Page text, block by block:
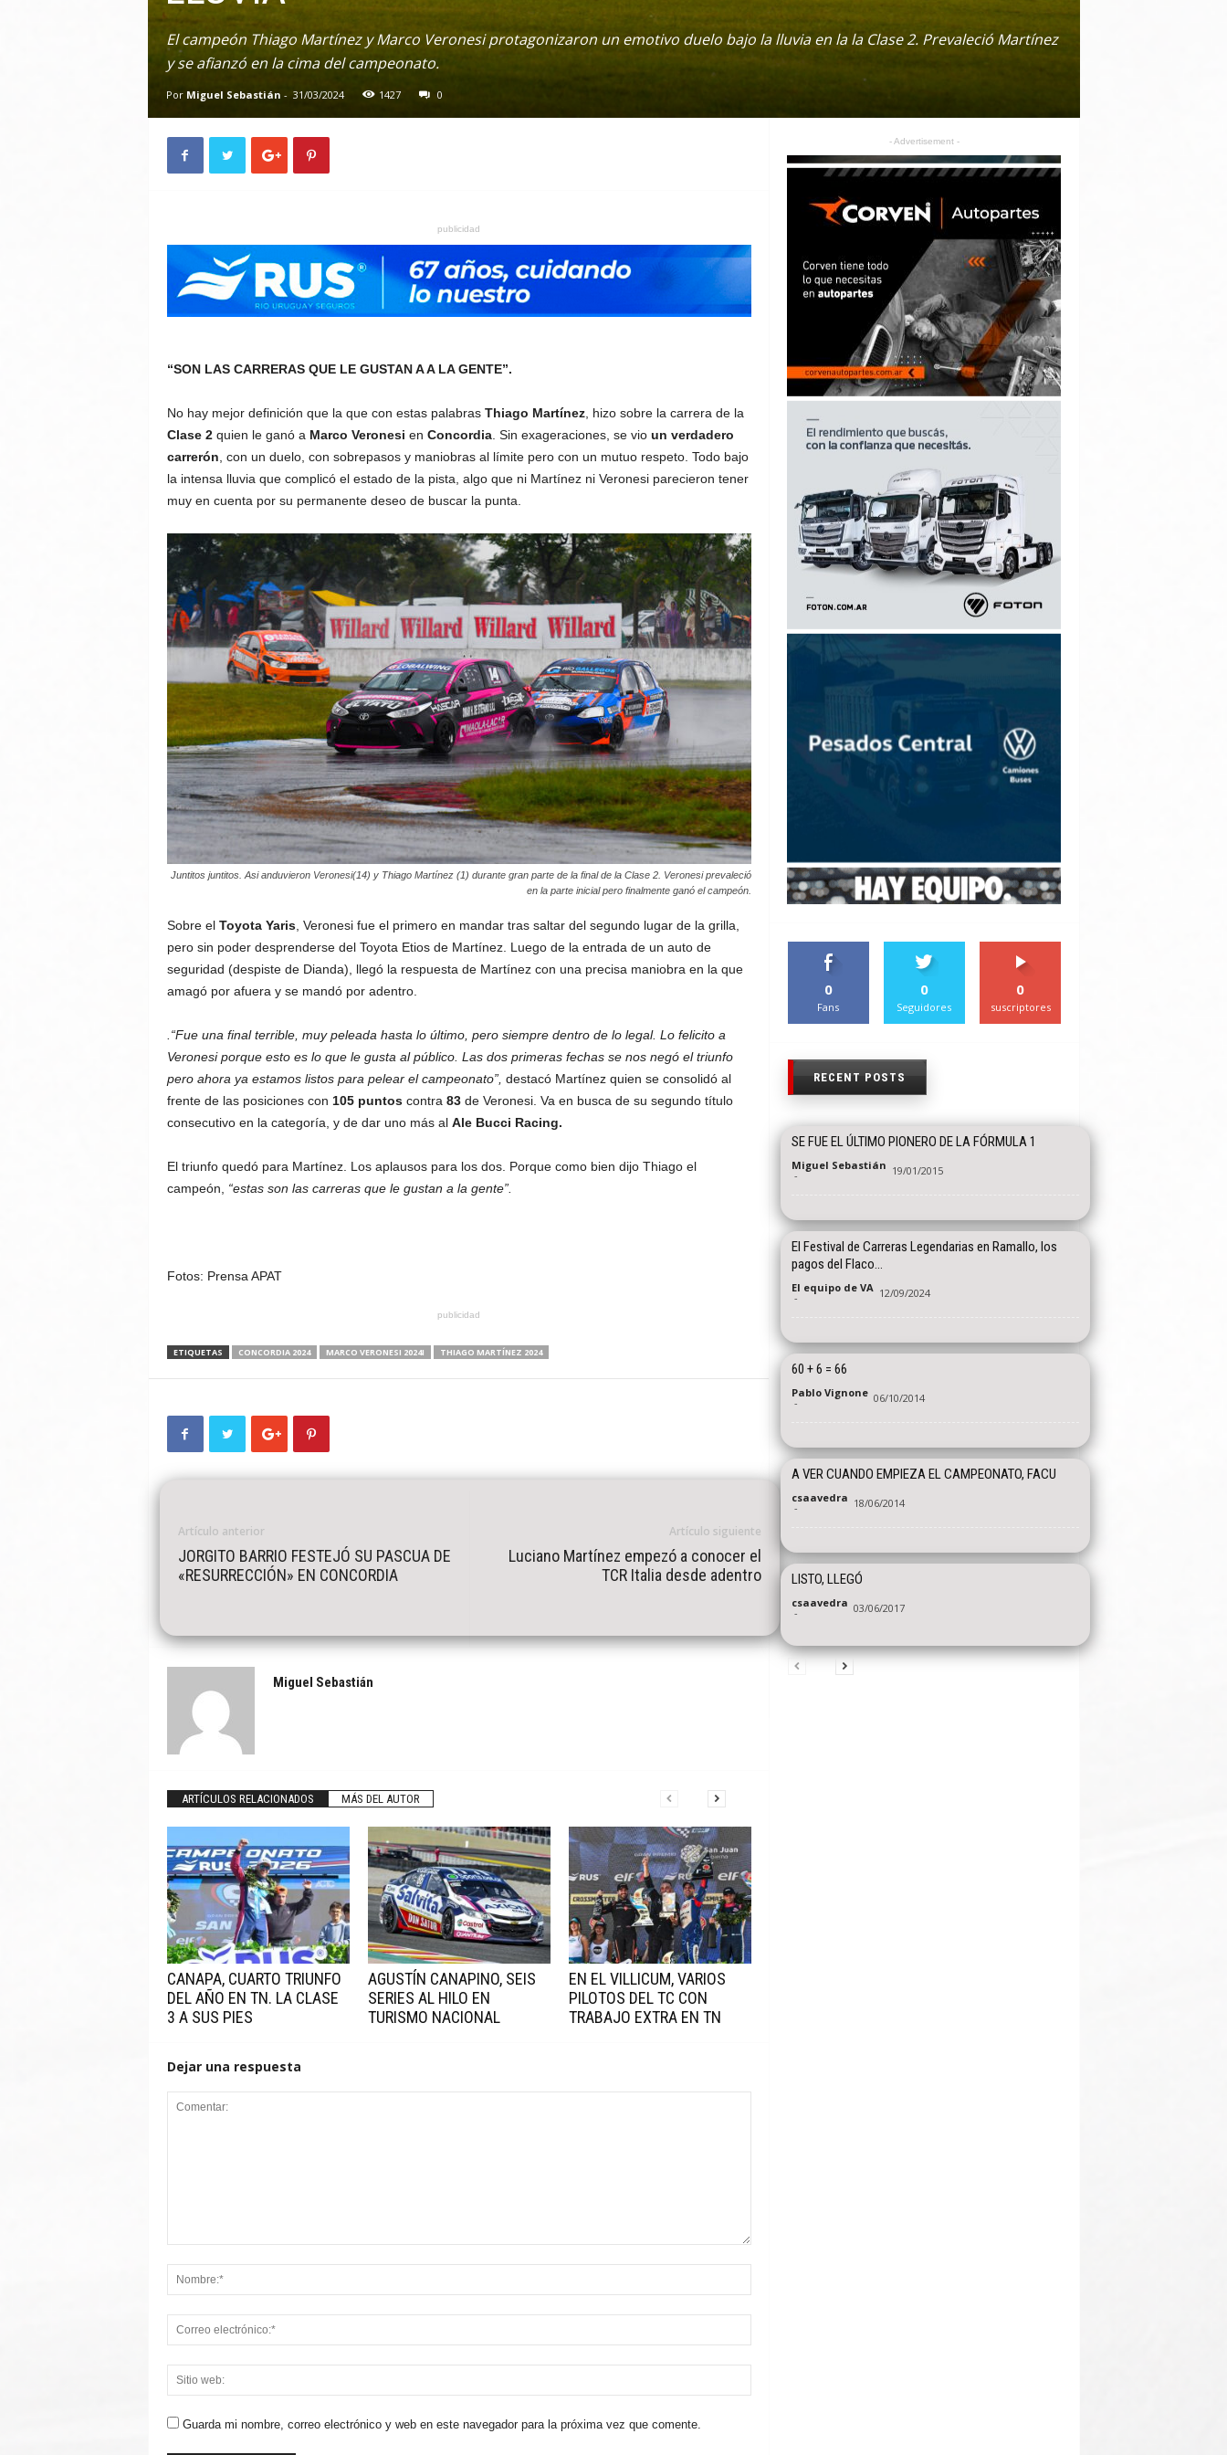
El campeón Thiago Martínez y Marco Veronesi protagonizaron un emotivo duelo bajo la lluvia en la la Clase 2. Prevaleció Martínez
y se afianzó en la cima del campeonato.
Por Miguel Sebastián - 31/03/2024 1427 0
publicidad
“SON LAS CARRERAS QUE LE GUSTAN A A LA GENTE”.
No hay mejor definición que la que con estas palabras Thiago Martínez, hizo sobre la carrera de la
Clase 2quien le ganó a Marco Veronesi en Concordia. Sin exageraciones, se vio un verdadero
carrerón , con un duelo, con sobrepasos y maniobras al límite pero con un mutuo respeto. Todo bajo
la intensa lluvia que complicó el estado de la pista, algo que ni Martínez ni Veronesi parecieron tener
muy en cuenta por su permanente deseo de buscar la punta.
Juntitos juntitos. Asi anduvieron Veronesi(14) y Thiago Martínez (1) durante gran parte de la final de la Clase 2. Veronesi prevaleció
en la parte inicial pero finalmente ganó el campeón.
Sobre el Toyota Yaris, Veronesi fue el primero en mandar tras saltar del segundo lugar de la grilla,
pero sin poder desprenderse del Toyota Etios de Martínez. Luego de la entrada de un auto de
seguridad (despiste de Dianda), llegó la respuesta de Martínez con una precisa maniobra en la que
amagó por afuera y se mandó por adentro.
.“Fue una final terrible, muy peleada hasta lo último, pero siempre dentro de lo legal. Lo felicito a
Veronesi porque esto es lo que le gusta al público. Las dos primeras fechas se nos negó el triunfo
pero ahora ya estamos listos para pelear el campeonato”, destacó Martínez quien se consolidó al
frente de las posiciones con 105 puntoscontra 83de Veronesi. Va en busca de su segundo título
consecutivo en la categoría, y de dar uno más al Ale Bucci Racing.
El triunfo quedó para Martínez. Los aplausos para los dos. Porque como bien dijo Thiago el
campeón, “estas son las carreras que le gustan a la gente”.
Fotos: Prensa APAT
publicidad
ETIQUETAS CONCORDIA 2024 MARCO VERONESI 2024I THIAGO MARTÍNEZ 2024
Artículo anterior
JORGITO BARRIO FESTEJÓ SU PASCUA DE
«RESURRECCIÓN» EN CONCORDIA
Artículo siguiente
Luciano Martínez empezó a conocer el
TCR Italia desde adentro
Miguel Sebastián
ARTÍCULOS RELACIONADOS MÁS DEL AUTOR
CANAPA, CUARTO TRIUNFO
DEL AÑO EN TN. LA CLASE
3 A SUS PIES
AGUSTÍN CANAPINO, SEIS
SERIES AL HILO EN
TURISMO NACIONAL
EN EL VILLICUM, VARIOS
PILOTOS DEL TC CON
TRABAJO EXTRA EN TN
Dejar una respuesta
Guarda mi nombre, correo electrónico y web en este navegador para la próxima vez que comente.
- Advertisement -
0
Fans
0
Seguidores
0
suscriptores
RECENT POSTS
SE FUE EL ÚLTIMO PIONERO DE LA FÓRMULA 1
Miguel Sebastián
- 19/01/2015
El Festival de Carreras Legendarias en Ramallo, los
pagos del Flaco…
El equipo de VA
- 12/09/2024
60 + 6 = 66
Pablo Vignone
- 06/10/2014
A VER CUANDO EMPIEZA EL CAMPEONATO, FACU
csaavedra
- 18/06/2014
LISTO, LLEGÓ
csaavedra
- 03/06/2017